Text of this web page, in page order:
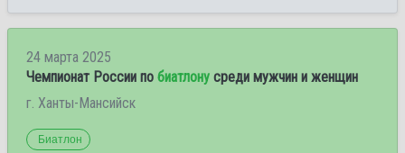
24 марта 2025
Чемпионат России по биатлону среди мужчин и женщин
г. Ханты-Мансийск
Биатлон